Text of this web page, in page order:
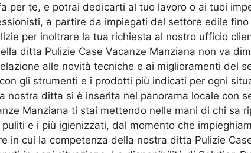
per te, e potrai dedicarti al tuo lavoro o ai tuoi
a partire da impiegati del settore edile
per inoltrare la tua richiesta al nostro ufficio
ditta Pulizie Case Vacanze Manziana non va
alle novità tecniche e ai miglioramenti del
gli strumenti e i prodotti più indicati per ogni
nostra ditta si è inserita nel panorama locale con
Manziana ti stai mettendo nelle mani di chi sa
e i più igienizzati, dal momento che
in cui la competenza della nostra ditta Pulizie